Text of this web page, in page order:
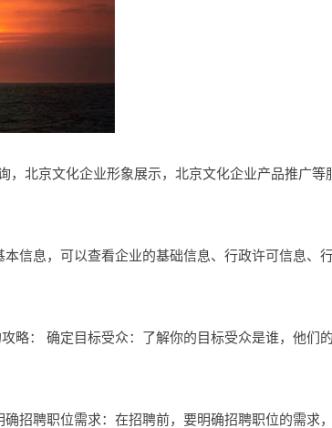
，北京文化企业形象展示，北京文化企业产品推广等
信息，可以查看企业的基础信息、行政许可信息、行
略： 确定目标受众：了解你的目标受众是谁，他们
招聘职位需求：在招聘前，要明确招聘职位的需求，